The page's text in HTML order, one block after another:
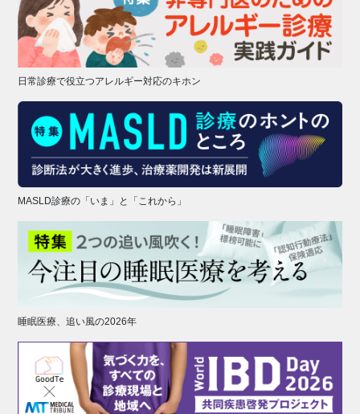
日常診療で役立つアレルギー対応のキホン
MASLD診療の「いま」と「これから」
睡眠医療、追い風の2026年